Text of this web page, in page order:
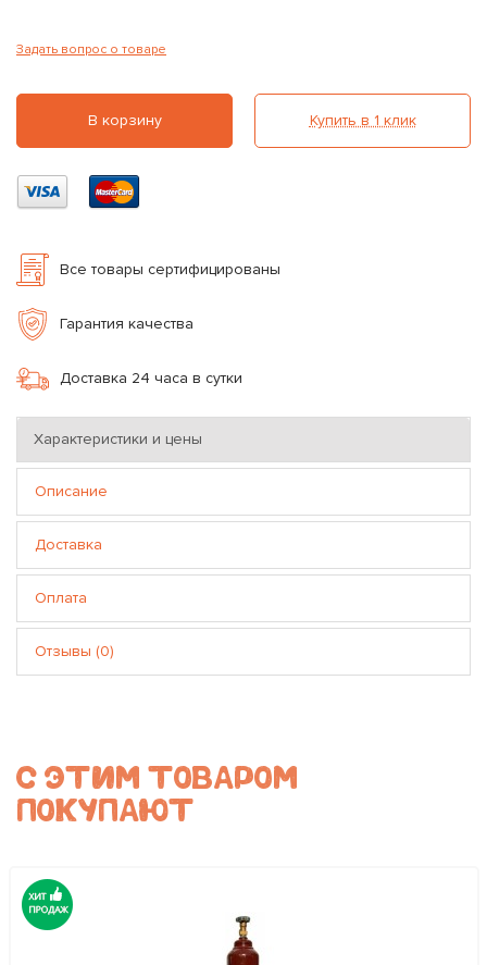
Задать вопрос о товаре
В корзину Купить в 1 клик
Все товары сертифицированы
Гарантия качества
Доставка 24 часа в сутки
Характеристики и цены
Описание
Доставка
Оплата
Отзывы (0)
С ЭТИМ ТОВАРОМ
ПОКУПАЮТ